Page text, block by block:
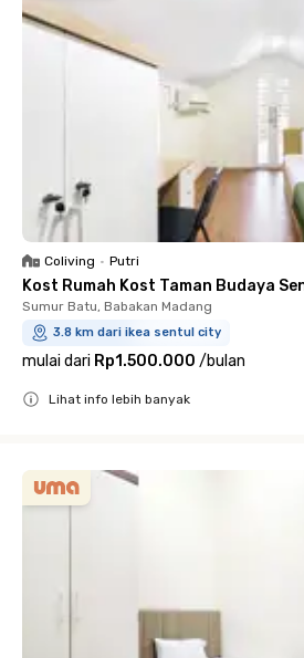
Coliving • Putri
Kost Rumah Kost Taman Budaya
Sumur Batu, Babakan Madang
3.8 km dari ikea sentul city
mulai dari Rp1.500.000 /bulan
Lihat info lebih banyak